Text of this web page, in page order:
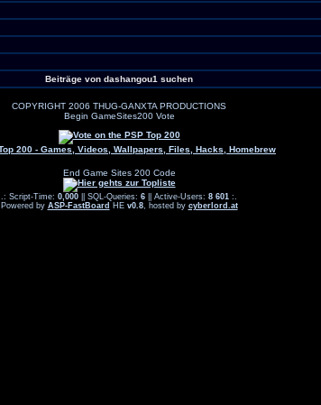
Beiträge von dashangou1 suchen
COPYRIGHT 2006 THUG-GANXTA PRODUCTIONS
Begin GameSites200 Vote
End Game Sites 200 Code
.: Script-Time: 0,000 || SQL-Queries: 6 || Active-Users: 8 601 :.
Powered by ASP-FastBoard HE v0.8, hosted by cyberlord.at